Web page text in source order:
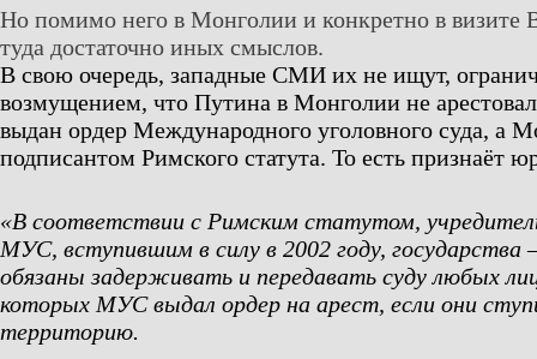
Но помимо него в Монголии и конкретно в визите
туда достаточно иных смыслов.
В свою очередь, западные СМИ их не ищут,
возмущением, что Путина в Монголии не
выдан ордер Международного уголовного суда, а
подписантом Римского статута. То есть признаёт
«В соответствии с Римским статутом,
МУС, вступившим в силу в 2002 году,
обязаны задерживать и передавать суду любых
которых МУС выдал ордер на арест, если они
территорию.